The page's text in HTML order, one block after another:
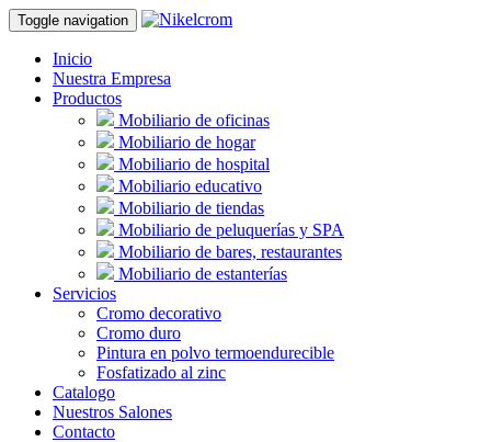
Toggle navigation
Inicio
Nuestra Empresa
Productos
Mobiliario de oficinas
Mobiliario de hogar
Mobiliario de hospital
Mobiliario educativo
Mobiliario de tiendas
Mobiliario de peluquerías y SPA
Mobiliario de bares, restaurantes
Mobiliario de estanterías
Servicios
Cromo decorativo
Cromo duro
Pintura en polvo termoendurecible
Fosfatizado al zinc
Catalogo
Nuestros Salones
Contacto